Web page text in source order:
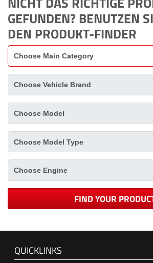
GEFUNDEN? BENUTZEN
DEN PRODUKT-FINDER
FIND YOUR
QUICKLINKS